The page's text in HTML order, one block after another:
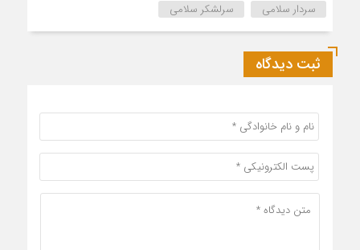
سردار سلامی سرلشکر سلامی
ثبت دیدگاه